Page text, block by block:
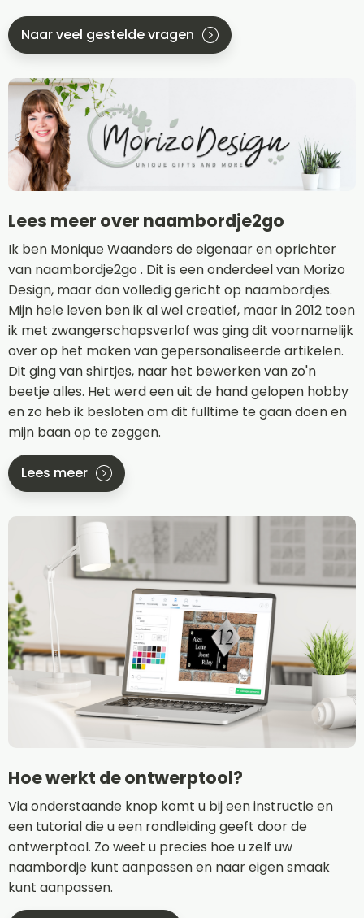
Naar veel gestelde vragen
Lees meer over naambordje2go
Ik ben Monique Waanders de eigenaar en oprichter
van naambordje2go . Dit is een onderdeel van Morizo
Design, maar dan volledig gericht op naambordjes.
Mijn hele leven ben ik al wel creatief, maar in 2012 toen
ik met zwangerschapsverlof was ging dit voornamelijk
over op het maken van gepersonaliseerde artikelen.
Dit ging van shirtjes, naar het bewerken van zo'n
beetje alles. Het werd een uit de hand gelopen hobby
en zo heb ik besloten om dit fulltime te gaan doen en
mijn baan op te zeggen.
Lees meer
Hoe werkt de ontwerptool?
Via onderstaande knop komt u bij een instructie en
een tutorial die u een rondleiding geeft door de
ontwerptool. Zo weet u precies hoe u zelf uw
naambordje kunt aanpassen en naar eigen smaak
kunt aanpassen.